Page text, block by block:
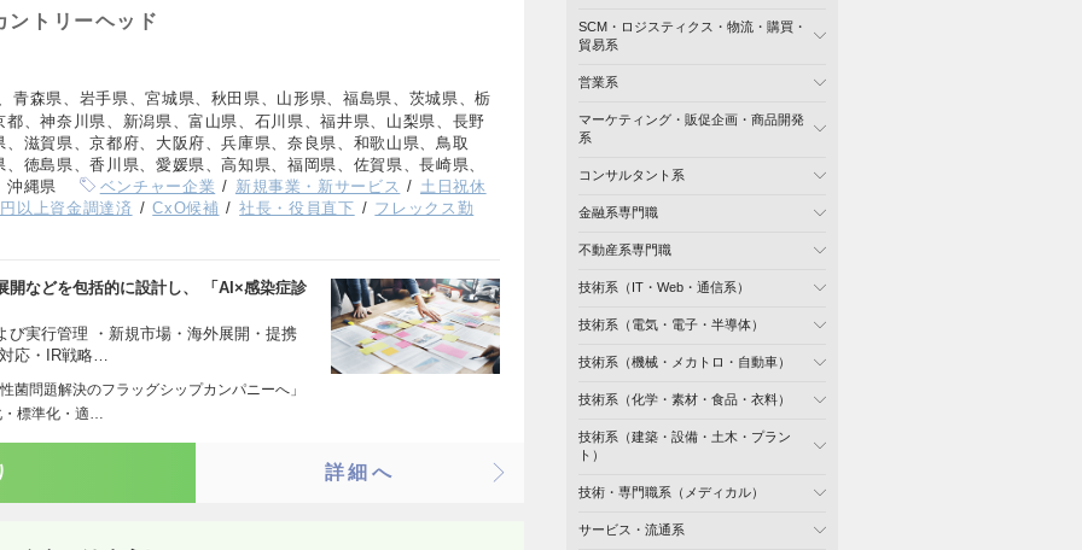
ントリーヘッド
青森県、岩手県、宮城県、秋田県、山形県、福島県、茨城県、栃
、神奈川県、新潟県、富山県、石川県、福井県、山梨県、長野
滋賀県、京都府、大阪府、兵庫県、奈良県、和歌山県、鳥取
徳島県、香川県、愛媛県、高知県、福岡県、佐賀県、長崎県、
沖縄県
ベンチャー企業 新規事業・新サービス
土日祝休
以上資金調達済
CxO候補 社長・役員直下 フレックス勤
開などを包括的に設計し、 「AI×感染症診
び実行管理 ・新規市場・海外展開・提携
応・IR戦略…
菌問題解決のフラッグシップカンパニーへ」
・標準化・適…
詳細へ
SCM・ロジスティクス・物流・購買・
貿易系
営業系
マーケティング・販促企画・商品開発
系
コンサルタント系
金融系専門職
不動産系専門職
技術系（IT・Web・通信系）
技術系（電気・電子・半導体）
技術系（機械・メカトロ・自動車）
技術系（化学・素材・食品・衣料）
技術系（建築・設備・土木・プラン
ト）
技術・専門職系（メディカル）
サービス・流通系